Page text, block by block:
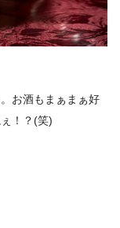
お酒もまぁまぁ好
！？(笑)